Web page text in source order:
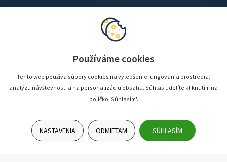
Biatlon Brno
Používáme cookies
Tento web používa súbory cookies na vylepšenie fungovania prostredia,
analýzu návštevnosti a na personalizáciu obsahu. Súhlas udelíte kliknutím na
políčko 'Súhlasím'.
NASTAVENIA ODMIETAM SÚHLASÍM